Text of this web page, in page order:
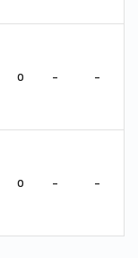
0 - -
0 - -